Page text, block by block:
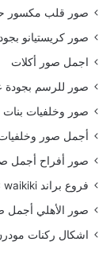
صور قلب مكسور
صور كريستيانو
اجمل صور أكلات
صور للرسم بجودة
صور وخلفيات بنات
أجمل صور وخلفيات
صور أفراح أجمل
فروع براند LC waikiki
صور الأهلي أجمل
اشكال ركنات مودرن 2022 بتصميمات